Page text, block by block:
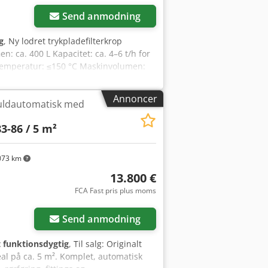
Send anmodning
, Ny lodret trykpladefilterkrop
ca. 400 L Kapacitet: ca. 4–6 t/h for
≤150 °C Maskinvolumen:
70 mm Indløb/Udløb: DN50
standard Rustfri stålværsion
tilbud gælder kun for
inkluderet. Væsentlige egenskaber:
filtreringspræcision – velegnet til
Dcsdjzggc Njpfx Al Sok
konfiguration Kan forsynes med
– velegnet til
– stort filterareal med begrænset
Filtrering af
neutralisering Filtrering af
olie, biodiesel og oleokemisk
til olieraffinaderier, anlæg til
og industrielle anvendelser til
Annoncer
km
med
86 / 5 m²
13.800 €
FCA Fast pris plus moms
Send anmodning
funktionsdygtig, Til salg: Originalt
på ca. 5 m². Komplet, automatisk